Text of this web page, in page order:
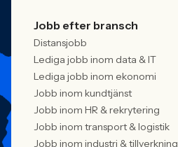
Jobb efter bransch
Distansjobb
Lediga jobb inom data & IT
Lediga jobb inom ekonomi
Jobb inom kundtjänst
Jobb inom HR & rekrytering
Jobb inom transport & logistik
Jobb inom industri & tillverkning